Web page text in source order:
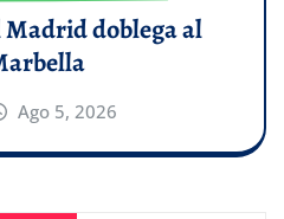
Madrid doblega al
Ago 5, 2026